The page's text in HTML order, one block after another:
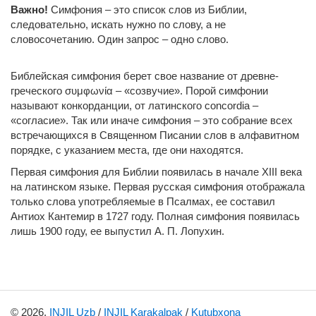
Важно! Симфония – это список слов из Библии,
следовательно, искать нужно по слову, а не
словосочетанию. Один запрос – одно слово.
Библейская симфония берет свое название от древне-
греческого συμφωνία – «созвучие». Порой симфонии
называют конкорданции, от латинского concordia –
«согласие». Так или иначе симфония – это собрание всех
встречающихся в Священном Писании слов в алфавитном
порядке, с указанием места, где они находятся.
Первая симфония для Библии появилась в начале XIII века
на латинском языке. Первая русская симфония отображала
только слова употребляемые в Псалмах, ее составил
Антиох Кантемир в 1727 году. Полная симфония появилась
лишь 1900 году, ее выпустил А. П. Лопухин.
© 2026, INJIL Uzb / INJIL Karakalpak / Kutubxona